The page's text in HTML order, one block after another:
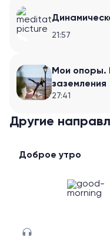
21:57
Мои опоры.
заземления
27:41
Другие
Доброе утро